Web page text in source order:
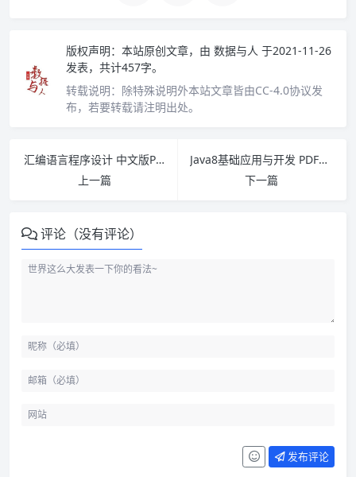
版权声明： 本站原创文章，由 数据与人 于2021-11-26
发表，共计457字。
转载说明： 除特殊说明外本站文章皆由CC-4.0协议发
布，若要转载请注明出处。
汇编语言程序设计 中文版PDF下载
上一篇
Java8基础应用与开发 PDF下载
下一篇
评论（没有评论）
发布评论